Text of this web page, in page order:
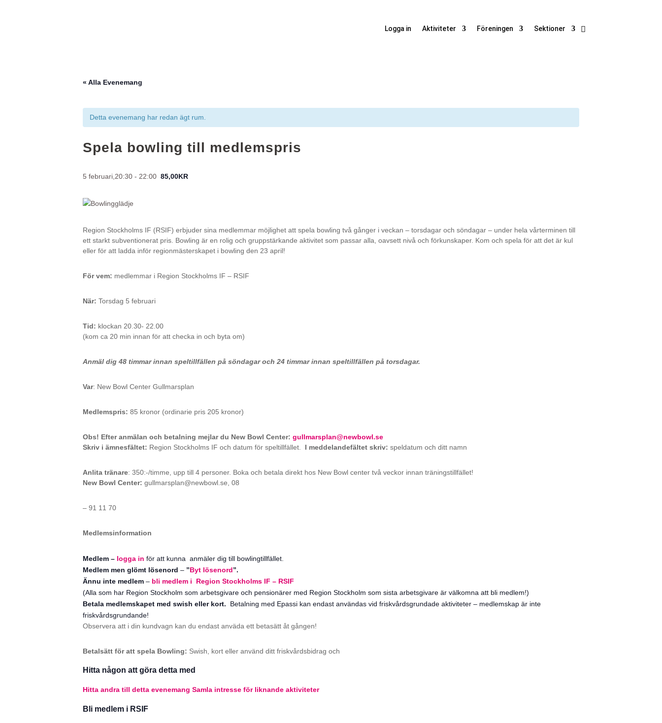
Logga in Aktiviteter Föreningen Sektioner
« Alla Evenemang
Detta evenemang har redan ägt rum.
Spela bowling till medlemspris
5 februari,20:30 - 22:00 85,00KR
Region Stockholms IF (RSIF) erbjuder sina medlemmar möjlighet att spela bowling två gånger i veckan – torsdagar och söndagar – under hela vårterminen till
ett starkt subventionerat pris. Bowling är en rolig och gruppstärkande aktivitet som passar alla, oavsett nivå och förkunskaper. Kom och spela för att det är kul
eller för att ladda inför regionmästerskapet i bowling den 23 april!
För vem: medlemmar i Region Stockholms IF – RSIF
När: Torsdag 5 februari
Tid: klockan 20.30- 22.00
(kom ca 20 min innan för att checka in och byta om)
Anmäl dig 48 timmar innan speltillfällen på söndagar och 24 timmar innan speltillfällen på torsdagar.
Var: New Bowl Center Gullmarsplan
Medlemspris: 85 kronor (ordinarie pris 205 kronor)
Obs! Efter anmälan och betalning mejlar du New Bowl Center: gullmarsplan@newbowl.se
Skriv i ämnesfältet: Region Stockholms IF och datum för speltillfället. I meddelandefältet skriv: speldatum och ditt namn
Anlita tränare: 350:-/timme, upp till 4 personer. Boka och betala direkt hos New Bowl center två veckor innan träningstillfället!
New Bowl Center: gullmarsplan@newbowl.se, 08
– 91 11 70
Medlemsinformation
Medlem – logga in för att kunna anmäler dig till bowlingtillfället.
Medlem men glömt lösenord – ”Byt lösenord”.
Ännu inte medlem – bli medlem i Region Stockholms IF – RSIF
(Alla som har Region Stockholm som arbetsgivare och pensionärer med Region Stockholm som sista arbetsgivare är välkomna att bli medlem!)
Betala medlemskapet med swish eller kort.
Betalning med Epassi kan endast användas vid friskvårdsgrundade aktiviteter – medlemskap är inte
friskvårdsgrundande!
Observera att i din kundvagn kan du endast anväda ett betasätt åt gången!
Betalsätt för att spela Bowling: Swish, kort eller använd ditt friskvårdsbidrag och
Hitta någon att göra detta med
Hitta andra till detta evenemang Samla intresse för liknande aktiviteter
Bli medlem i RSIF